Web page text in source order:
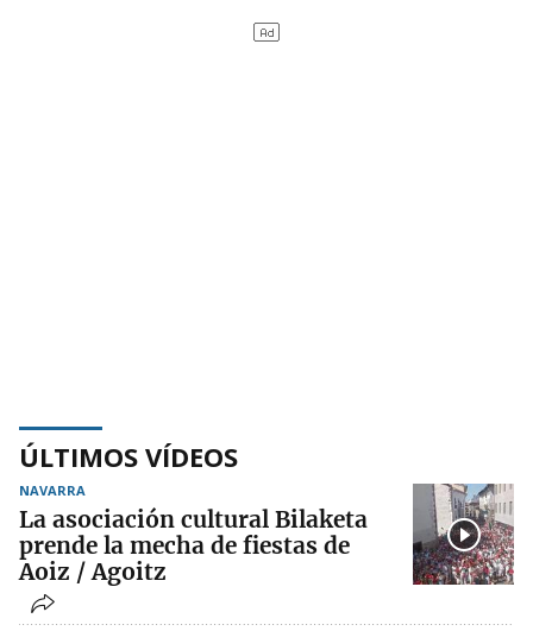
ÚLTIMOS VÍDEOS
NAVARRA
La asociación cultural Bilaketa
prende la mecha de fiestas de
Aoiz / Agoitz